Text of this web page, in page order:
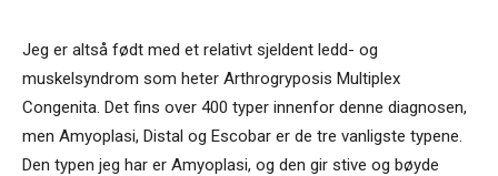
Jeg er altså født med et relativt sjeldent ledd- og
muskelsyndrom som heter Arthrogryposis Multiplex
Congenita. Det fins over 400 typer innenfor denne diagnosen,
men Amyoplasi, Distal og Escobar er de tre vanligste typene.
Den typen jeg har er Amyoplasi, og den gir stive og bøyde